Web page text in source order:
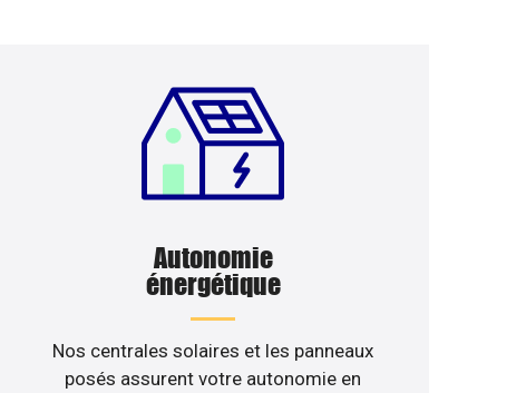
Autonomie
énergétique
Nos centrales solaires et les panneaux
posés assurent votre autonomie en